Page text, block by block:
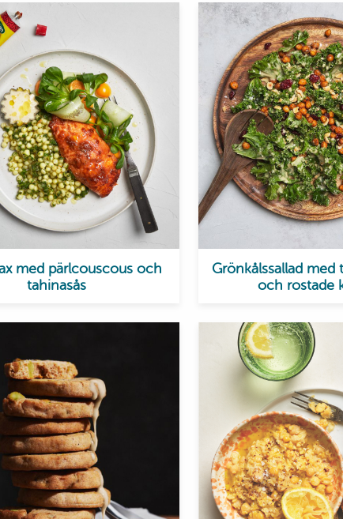
med pärlcouscous och
tahinasås
Grönkålssallad med
och rostade